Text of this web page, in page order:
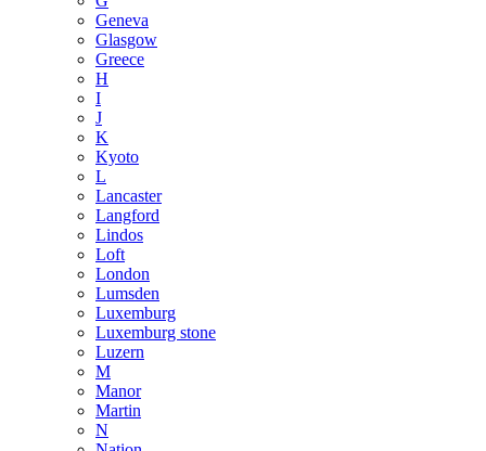
Geneva
Glasgow
Greece
H
I
J
K
Kyoto
L
Lancaster
Langford
Lindos
Loft
London
Lumsden
Luxemburg
Luxemburg stone
Luzern
M
Manor
Martin
N